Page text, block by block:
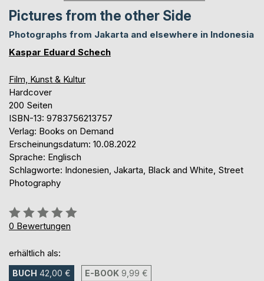
Pictures from the other Side
Photographs from Jakarta and elsewhere in Indonesia
Kaspar Eduard Schech
Film, Kunst & Kultur
Hardcover
200 Seiten
ISBN-13: 9783756213757
Verlag: Books on Demand
Erscheinungsdatum: 10.08.2022
Sprache: Englisch
Schlagworte: Indonesien, Jakarta, Black and White, Street
Photography
Bewertung::
0%
0 Bewertungen
erhältlich als:
BUCH 42,00 € E-BOOK 9,99 €